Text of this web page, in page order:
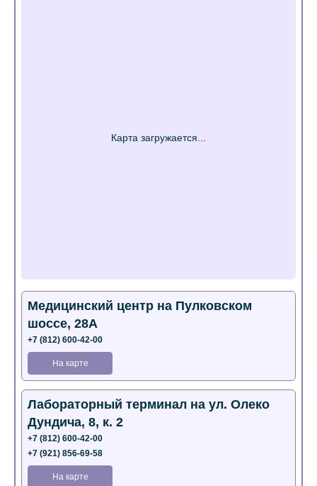
Медицинский центр на Пулковском
шоссе, 28А
+7 (812) 600-42-00
На карте
Лабораторный терминал на ул. Олеко
Дундича, 8, к. 2
+7 (812) 600-42-00
+7 (921) 856-69-58
На карте